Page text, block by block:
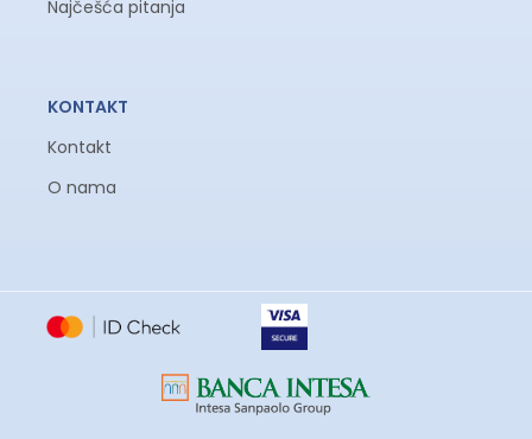
Najčešća pitanja
KONTAKT
Kontakt
O nama